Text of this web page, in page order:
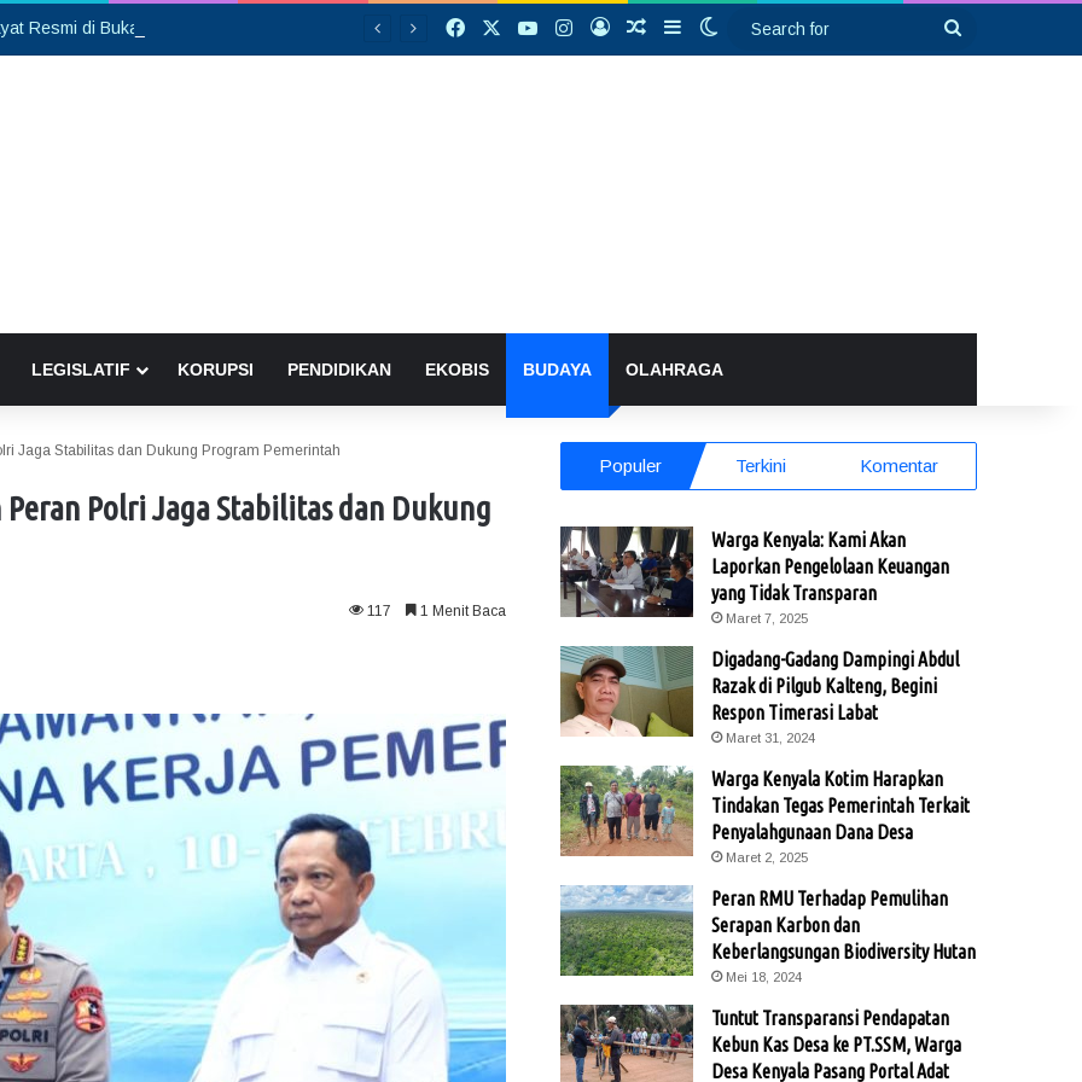
Facebook YouTubeInstagram
Log InRandom Article
SidebarSwitch skin
LEGISLATIF KORUPSI PENDIDIKAN EKOBIS BUDAYA OLAHRAGA
Jaga Stabilitas dan Dukung Program Pemerintah
Polri Jaga Stabilitas dan Dukung
117 1 Menit Baca
Populer Terkini Komentar
Warga Kenyala: Kami Akan
Laporkan Pengelolaan Keuangan
yang Tidak Transparan
Maret 7, 2025
Digadang-Gadang Dampingi Abdul
Razak di Pilgub Kalteng, Begini
Respon Timerasi Labat
Maret 31, 2024
Warga Kenyala Kotim Harapkan
Tindakan Tegas Pemerintah Terkait
Penyalahgunaan Dana Desa
Maret 2, 2025
Peran RMU Terhadap Pemulihan
Serapan Karbon dan
Keberlangsungan Biodiversity Hutan
Mei 18, 2024
Tuntut Transparansi Pendapatan
Kebun Kas Desa ke PT.SSM, Warga
Desa Kenyala Pasang Portal Adat